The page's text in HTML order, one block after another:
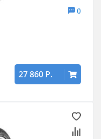
0
27 860 Р.